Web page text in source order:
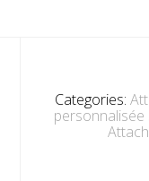
Categories:
personnalisée